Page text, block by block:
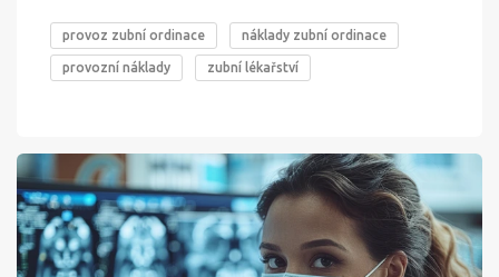
provoz zubní ordinace náklady zubní ordinace
provozní náklady zubní lékařství